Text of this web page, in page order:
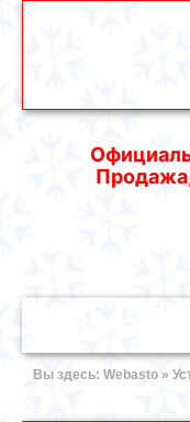
Вы здесь: Webasto »